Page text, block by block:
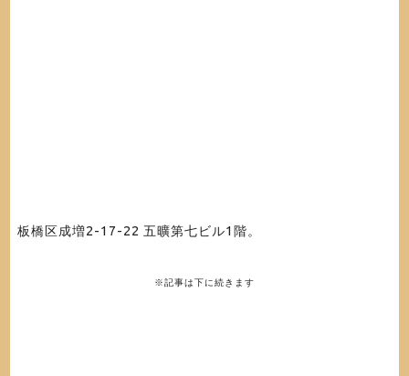
板橋区成増2-17-22 五曠第七ビル1階。
※記事は下に続きます